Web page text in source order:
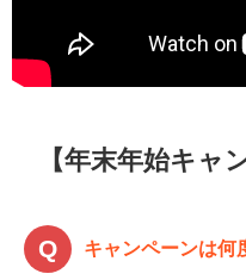
【年末年始キャ
キャンペーンは何